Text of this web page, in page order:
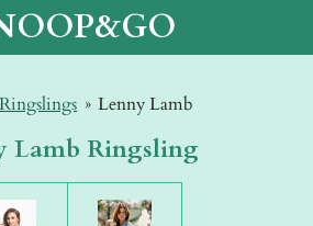
Ringslings » Lenny Lamb
Lamb Ringsling